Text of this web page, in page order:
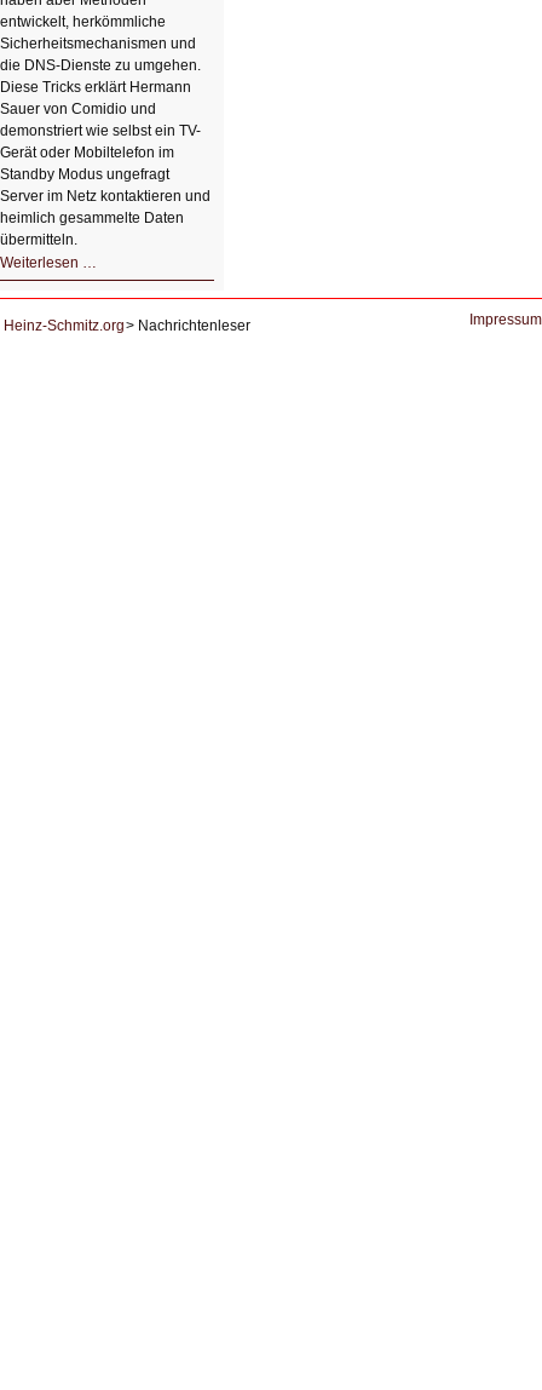
entwickelt, herkömmliche
Sicherheitsmechanismen und
die DNS-Dienste zu umgehen.
Diese Tricks erklärt Hermann
Sauer von Comidio und
demonstriert wie selbst ein TV-
Gerät oder Mobiltelefon im
Standby Modus ungefragt
Server im Netz kontaktieren und
heimlich gesammelte Daten
übermitteln.
Weiterlesen …
DNS
Heinz-Schmitz.org
Nachrichtenleser Impressum